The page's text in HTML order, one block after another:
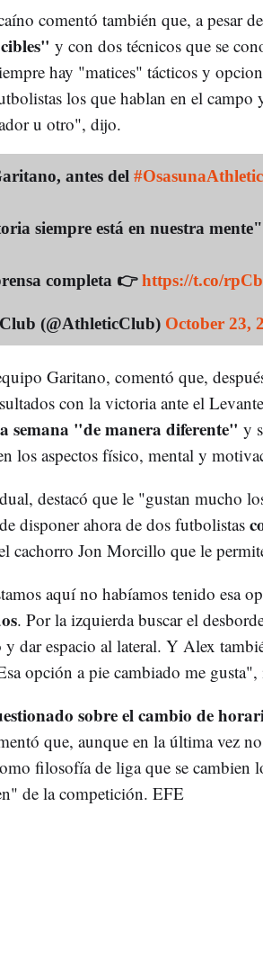
comentó también que, a pesar
y con dos técnicos que se
hay "matices" tácticos y
los que hablan en el campo
u otro", dijo.
antes del #OsasunaAthletic
siempre está en nuestra mente"
completa 👉https://t.co/
(@AthleticClub) October 23,
Garitano, comentó que,
con la victoria ante el
semana "de manera diferente" y
los aspectos físico, mental y
destacó que le "gustan mucho
disponer ahora de dos futbolistas
cachorro Jon Morcillo que le
aquí no habíamos tenido esa
. Por la izquierda buscar el
y dar espacio al lateral. Y Alex
opción a pie cambiado me
sobre el cambio de
que, aunque en la última vez
filosofía de liga que se cambien
de la competición. EFE